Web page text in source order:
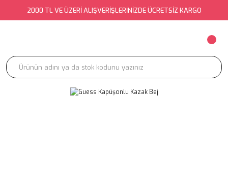
2000 TL VE ÜZERİ ALIŞVERİŞLERİNİZDE ÜCRETSİZ KARGO